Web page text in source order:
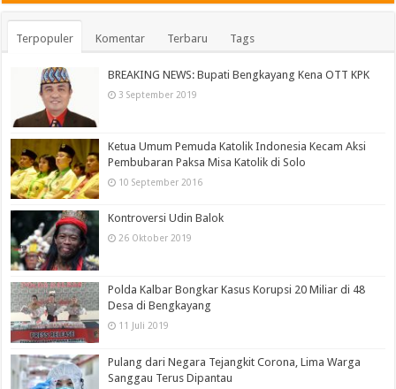
Terpopuler Komentar Terbaru Tags
BREAKING NEWS: Bupati Bengkayang Kena OTT KPK
3 September 2019
Ketua Umum Pemuda Katolik Indonesia Kecam Aksi
Pembubaran Paksa Misa Katolik di Solo
10 September 2016
Kontroversi Udin Balok
26 Oktober 2019
Polda Kalbar Bongkar Kasus Korupsi 20 Miliar di 48
Desa di Bengkayang
11 Juli 2019
Pulang dari Negara Tejangkit Corona, Lima Warga
Sanggau Terus Dipantau